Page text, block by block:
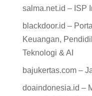
salma.net.id – ISP
blackdoor.id –
Keuangan,
Teknologi & AI
bajukertas.com –
doaindonesia.id –